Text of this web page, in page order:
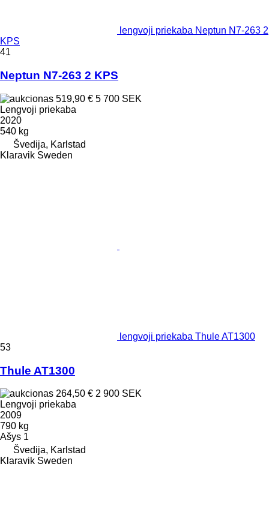
lengvoji priekaba Neptun N7-263 2
KPS
41
Neptun N7-263 2 KPS
519,90 € 5 700 SEK
Lengvoji priekaba
2020
540 kg
Švedija, Karlstad
Klaravik Sweden
lengvoji priekaba Thule AT1300
53
Thule AT1300
264,50 € 2 900 SEK
Lengvoji priekaba
2009
790 kg
Ašys 1
Švedija, Karlstad
Klaravik Sweden